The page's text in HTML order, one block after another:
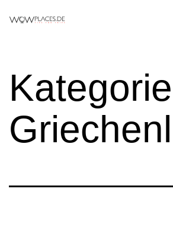
Reiseblog